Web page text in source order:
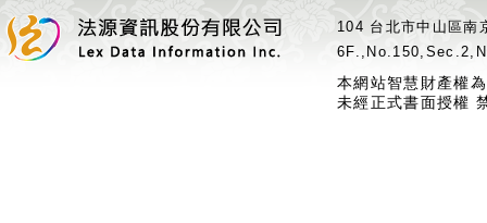
104 台北市中山區
本網站智慧財產權
未經正式書面授權